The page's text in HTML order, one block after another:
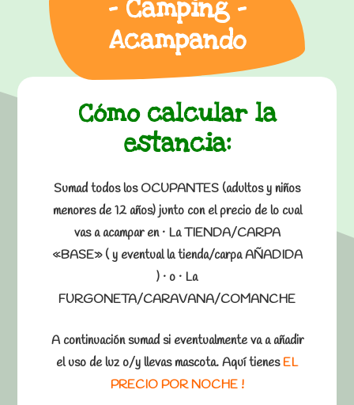
– Camping –
Acampando
Cómo calcular la
estancia:
Sumad todos los OCUPANTES (adultos y niños
menores de 12 años) junto con el precio de lo cual
vas a acampar en · La TIENDA/CARPA
«BASE» ( y eventual la tienda/carpa AÑADIDA
) · o · La
FURGONETA/CARAVANA/COMANCHE
A continuación sumad si eventualmente va a añadir
el uso de luz o/y llevas mascota. Aquí tienesEL
PRECIO POR NOCHE !